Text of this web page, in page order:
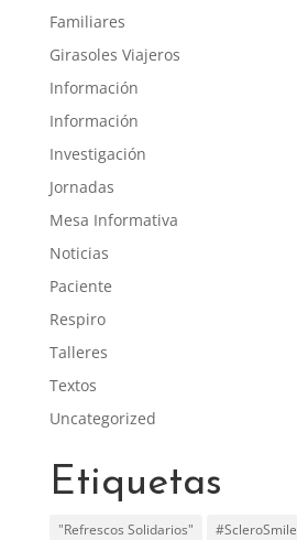
Familiares
Girasoles Viajeros
Información
Información
Investigación
Jornadas
Mesa Informativa
Noticias
Paciente
Respiro
Talleres
Textos
Uncategorized
Etiquetas
"Refrescos Solidarios" #ScleroSmile